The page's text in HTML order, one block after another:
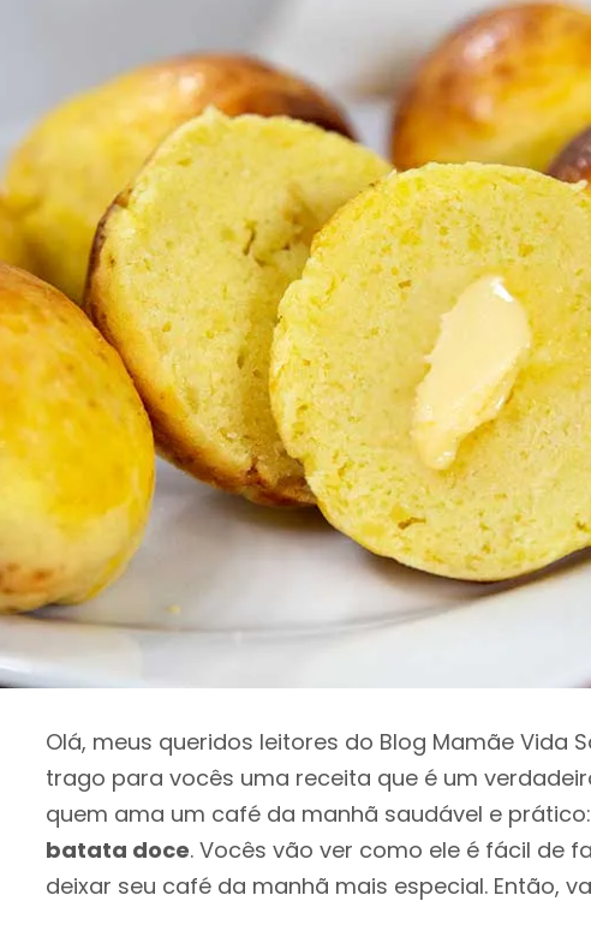
Olá, meus queridos leitores do Blog Mamãe Vida
trago para vocês uma receita que é um
quem ama um café da manhã saudável e
batata doce. Vocês vão ver como ele é fácil de
deixar seu café da manhã mais especial. Então,